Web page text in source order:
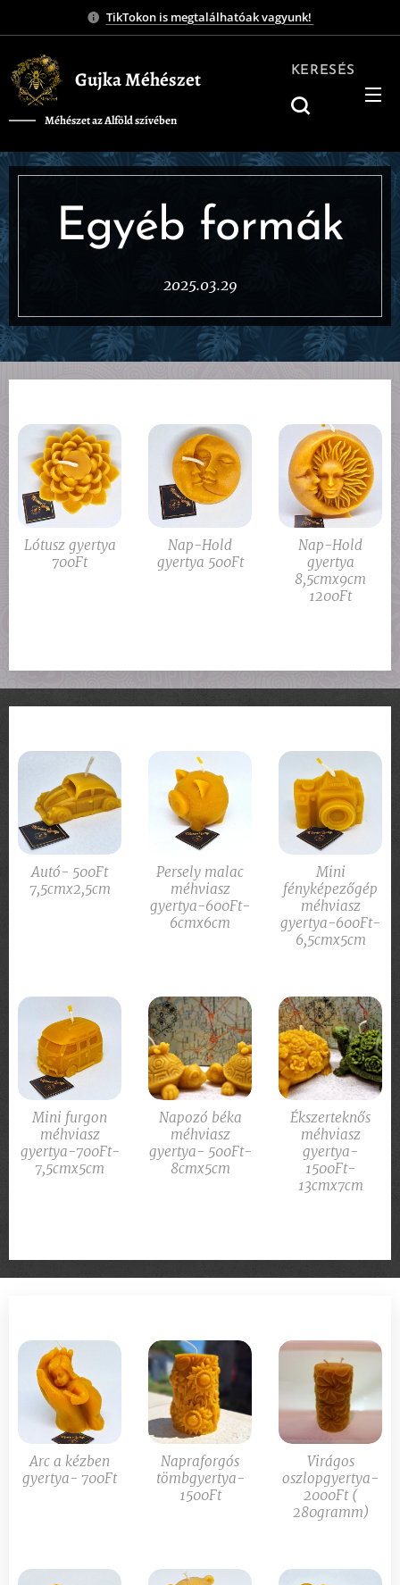
TikTokon is megtalálhatóak vagyunk!
Gujka Méhészet
Méhészet az Alföld szívében
KERESÉS
Egyéb formák
2025.03.29
Lótusz gyertya
700Ft
Nap-Hold
gyertya 500Ft
Nap-Hold
gyertya
8,5cmx9cm
1200Ft
Autó- 500Ft
7,5cmx2,5cm
Persely malac
méhviasz
gyertya-600Ft-
6cmx6cm
Mini
fényképezőgép
méhviasz
gyertya-600Ft-
6,5cmx5cm
Mini furgon
méhviasz
gyertya-700Ft-
7,5cmx5cm
Napozó béka
méhviasz
gyertya- 500Ft-
8cmx5cm
Ékszerteknős
méhviasz
gyertya-
1500Ft-
13cmx7cm
Arc a kézben
gyertya- 700Ft
Napraforgós
tömbgyertya-
1500Ft
Virágos
oszlopgyertya-
2000Ft (
280gramm)